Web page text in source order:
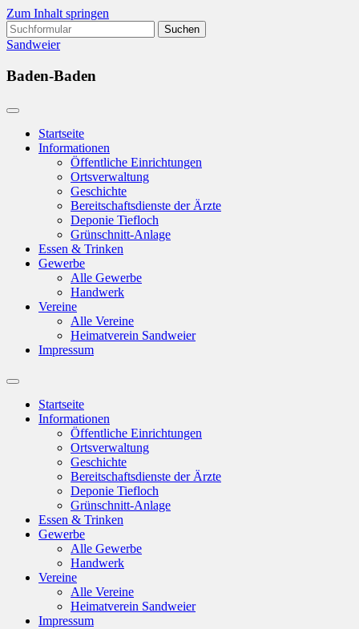
Zum Inhalt springen
Suchen
nach:
Sandweier
Baden-Baden
Startseite
Informationen
Öffentliche Einrichtungen
Ortsverwaltung
Geschichte
Bereitschaftsdienste der Ärzte
Deponie Tiefloch
Grünschnitt-Anlage
Essen & Trinken
Gewerbe
Alle Gewerbe
Handwerk
Vereine
Alle Vereine
Heimatverein Sandweier
Impressum
Suchfeld
ein-/ausblenden
Startseite
Informationen
Öffentliche Einrichtungen
Ortsverwaltung
Geschichte
Bereitschaftsdienste der Ärzte
Deponie Tiefloch
Grünschnitt-Anlage
Essen & Trinken
Gewerbe
Alle Gewerbe
Handwerk
Vereine
Alle Vereine
Heimatverein Sandweier
Impressum